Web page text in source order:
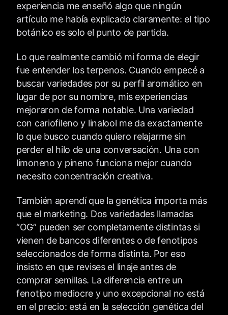
experiencia me enseñó algo que ningún
artículo me había explicado claramente: el tipo
botánico es solo el punto de partida.
Lo que realmente cambió mi forma de elegir
fue entender los terpenos. Cuando empecé a
buscar variedades por su perfil aromático en
lugar de por su nombre, mis experiencias
mejoraron de forma notable. Una variedad
con cariofileno y linalool me da exactamente
lo que busco cuando quiero relajarme sin
perder el hilo de una conversación. Una con
limoneno y pineno funciona mejor cuando
necesito concentración creativa.
También aprendí que la genética importa más
que el marketing. Dos variedades llamadas
“OG” pueden ser completamente distintas si
vienen de bancos diferentes o de fenotipos
seleccionados de forma distinta. Por eso
insisto en que revises el linaje antes de
comprar semillas. La diferencia entre un
fenotipo mediocre y uno excepcional no está
en el precio: está en la selección genética del